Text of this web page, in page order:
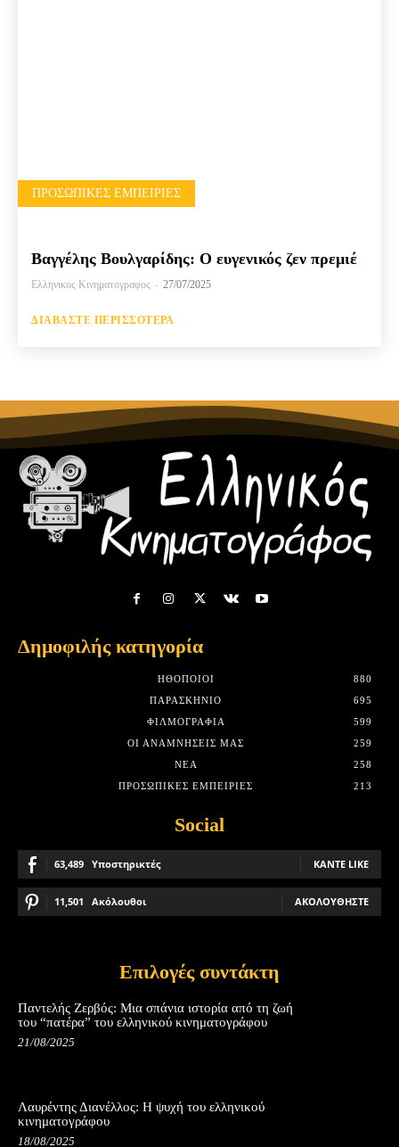
ΠΡΟΣΩΠΙΚΈΣ ΕΜΠΕΙΡΊΕΣ
Βαγγέλης Βουλγαρίδης: Ο ευγενικός ζεν πρεμιέ
Ελληνικος Κινηματογραφος - 27/07/2025
ΔΙΑΒΆΣΤΕ ΠΕΡΙΣΣΌΤΕΡΑ
Δημοφιλής κατηγορία
HΘΟΠΟΙΟΊ
880
ΠΑΡΑΣΚΉΝΙΟ
695
ΦΙΛΜΟΓΡΑΦΊΑ
599
ΟΙ ΑΝΑΜΝΉΣΕΙΣ ΜΑΣ
259
ΝΈΑ
258
ΠΡΟΣΩΠΙΚΈΣ ΕΜΠΕΙΡΊΕΣ
213
Social
63,489 Υποστηρικτές ΚΆΝΤΕ LIKE
11,501 Ακόλουθοι ΑΚΟΛΟΥΘΉΣΤΕ
Επιλογές συντάκτη
Παντελής Ζερβός: Μια σπάνια ιστορία από τη ζωή
του “πατέρα” του ελληνικού κινηματογράφου
21/08/2025
Λαυρέντης Διανέλλος: Η ψυχή του ελληνικού
κινηματογράφου
18/08/2025